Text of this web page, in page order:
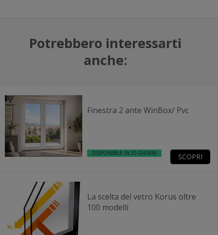
Potrebbero interessarti
anche:
Finestra 2 ante WinBox/ Pvc
DISPONIBILE IN 20 GIORNI SCOPRI
La scelta del vetro Korus oltre
100 modelli